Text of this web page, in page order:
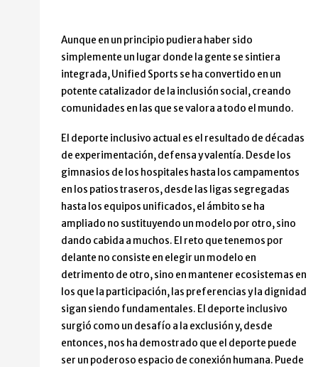
Aunque en un principio pudiera haber sido
simplemente un lugar donde la gente se sintiera
integrada, Unified Sports se ha convertido en un
potente catalizador de la inclusión social, creando
comunidades en las que se valora a todo el mundo.
El deporte inclusivo actual es el resultado de décadas
de experimentación, defensa y valentía. Desde los
gimnasios de los hospitales hasta los campamentos
en los patios traseros, desde las ligas segregadas
hasta los equipos unificados, el ámbito se ha
ampliado no sustituyendo un modelo por otro, sino
dando cabida a muchos. El reto que tenemos por
delante no consiste en elegir un modelo en
detrimento de otro, sino en mantener ecosistemas en
los que la participación, las preferencias y la dignidad
sigan siendo fundamentales. El deporte inclusivo
surgió como un desafío a la exclusión y, desde
entonces, nos ha demostrado que el deporte puede
ser un poderoso espacio de conexión humana. Puede